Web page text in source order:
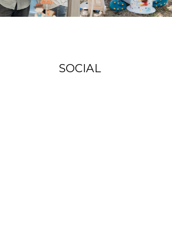
SOCIAL